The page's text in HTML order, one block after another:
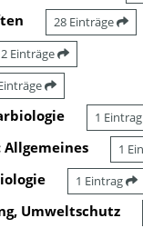
28 Einträge
2 Einträge
1 Eintrag
Allgemeines 1
1 Eintrag
Umweltschutz